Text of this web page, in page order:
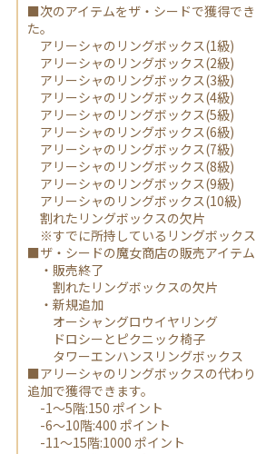
■次のアイテムをザ・シードで獲得で
た。
アリーシャのリングボックス(1級)
アリーシャのリングボックス(2級)
アリーシャのリングボックス(3級)
アリーシャのリングボックス(4級)
アリーシャのリングボックス(5級)
アリーシャのリングボックス(6級)
アリーシャのリングボックス(7級)
アリーシャのリングボックス(8級)
アリーシャのリングボックス(9級)
アリーシャのリングボックス(10級)
割れたリングボックスの欠片
※すでに所持しているリングボックス
■ザ・シードの魔女商店の販売アイテム
・販売終了
割れたリングボックスの欠片
・新規追加
オーシャングロウイヤリング
ドロシーとピクニック椅子
タワーエンハンスリングボックス
■アリーシャのリングボックスの代わ
追加で獲得できます。
-1～5階:150 ポイント
-6～10階:400 ポイント
-11～15階:1000 ポイント